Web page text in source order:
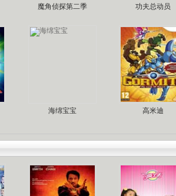
魔角侦探第二季 功夫总动员
海绵宝宝 高米迪